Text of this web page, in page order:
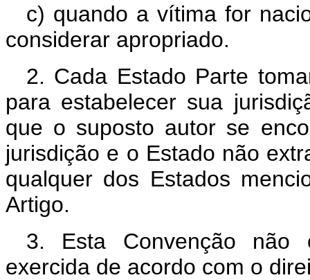
c) quando a vítima for
considerar apropriado.
2. Cada Estado Parte
para estabelecer sua
que o suposto autor se
jurisdição e o Estado não
qualquer dos Estados
Artigo.
3. Esta Convenção não
exercida de acordo com o